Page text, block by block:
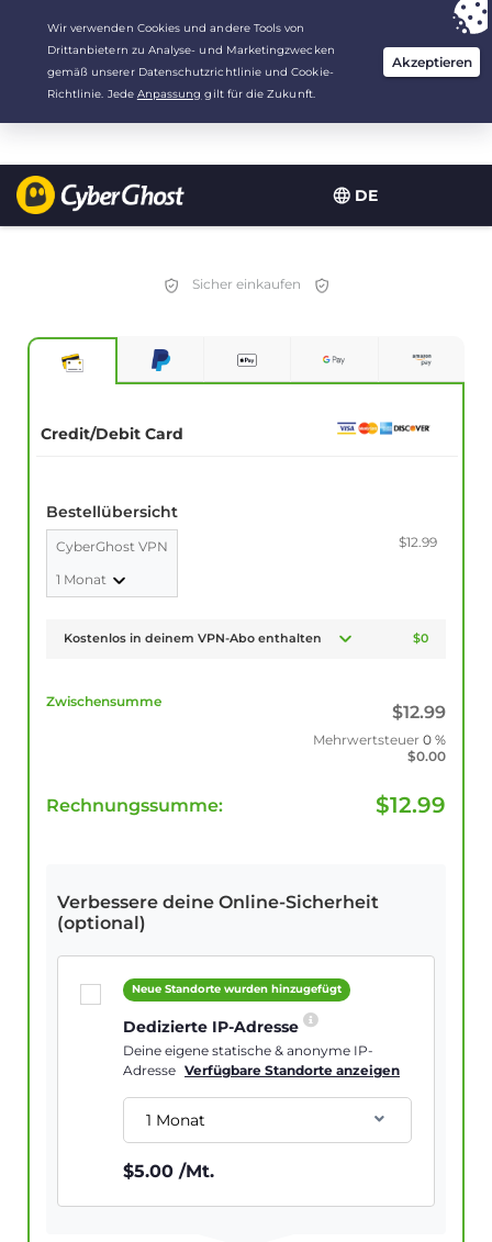
DE
Deine Wahl:Der beste Deal für 2.1666666666667 Jahre zu $
/Monat
Sicher einkaufen
Credit/Debit Card
Bestellübersicht
CyberGhost VPN
1 Monat
$12.99
Kostenlos in deinem VPN-Abo enthalten $0
Zwischensumme
$12.99
Mehrwertsteuer 0 %
$0.00
Rechnungssumme: $12.99
Verbessere deine Online-Sicherheit
(optional)
Neue Standorte wurden hinzugefügt
Dedizierte IP-Adresse
Deine eigene statische & anonyme IP-
Adresse Verfügbare Standorte anzeigen
1 Monat
$5.00 /Mt.